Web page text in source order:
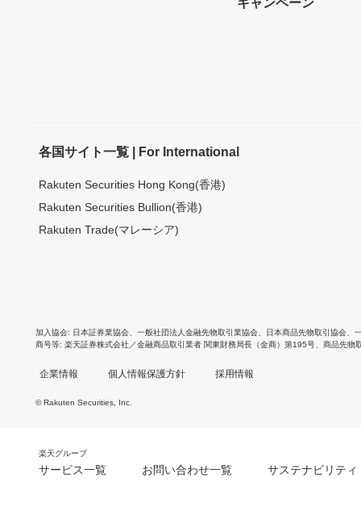
キャンペーン
各国サイト一覧 | For International
Rakuten Securities Hong Kong(香港)
Rakuten Securities Bullion(香港)
Rakuten Trade(マレーシア)
加入協会 日本証券業協会 一般社団法人金融先物取引業協会 日本商品先物取引協会
商号等 楽天証券株式会社／金融商品取引業者 関東財務局長（金商）第195号、商品先物
企業情報 個人情報保護方針 採用情報
© Rakuten Securities, Inc.
楽天グループ
サービス一覧 お問い合わせ一覧 サステナビリティ